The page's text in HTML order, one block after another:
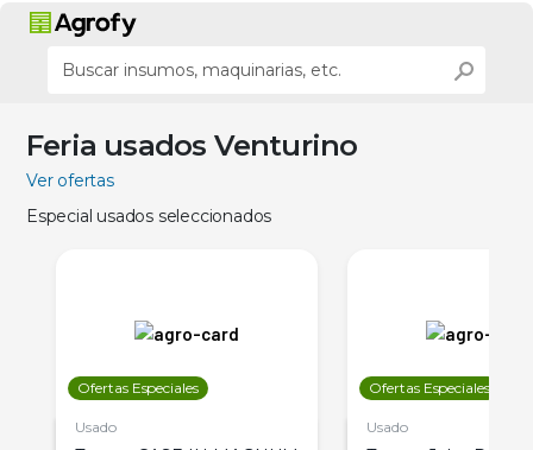
Feria usados Venturino
Ver ofertas
Especial usados seleccionados
Ofertas Especiales
Usado
Ofertas Especiales
Usado